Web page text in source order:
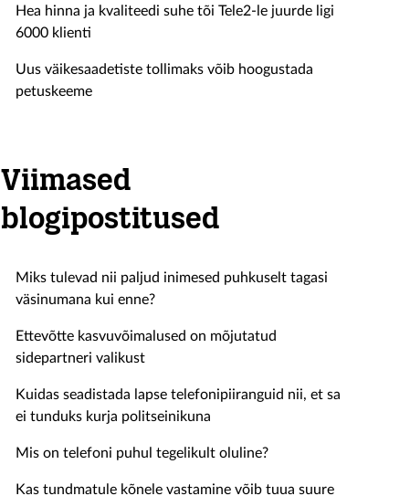
Hea hinna ja kvaliteedi suhe tõi Tele2-le juurde ligi
6000 klienti
Uus väikesaadetiste tollimaks võib hoogustada
petuskeeme
Viimased
blogipostitused
Miks tulevad nii paljud inimesed puhkuselt tagasi
väsinumana kui enne?
Ettevõtte kasvuvõimalused on mõjutatud
sidepartneri valikust
Kuidas seadistada lapse telefonipiiranguid nii, et sa
ei tunduks kurja politseinikuna
Mis on telefoni puhul tegelikult oluline?
Kas tundmatule kõnele vastamine võib tuua suure